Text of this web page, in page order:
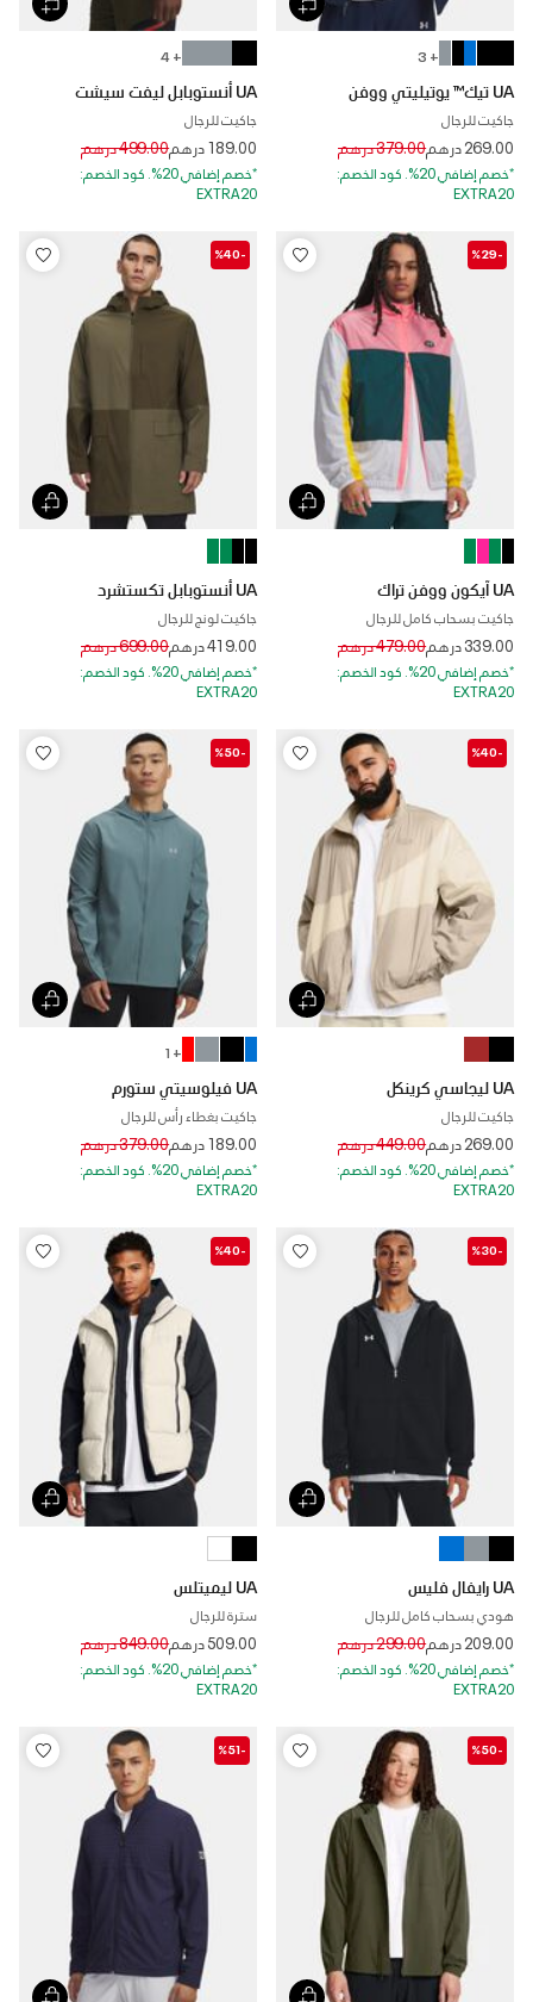
+ 3
UA تيك™ يوتيليتي ووفن
جاكيت للرجال
269.00 درهم Price reduced from
379.00 درهم to
*خصم إضافي 20%. كود الخصم:
EXTRA20
+ 4
UA أنستوبابل ليفت سيشت
جاكيت للرجال
189.00 درهم Price reduced from
499.00 درهم to
*خصم إضافي 20%. كود الخصم:
EXTRA20
-%29
UA آيكون ووفن تراك
جاكيت بسحاب كامل للرجال
339.00 درهم Price reduced from
479.00 درهم to
*خصم إضافي 20%. كود الخصم:
EXTRA20
-%40
UA أنستوبابل تكستشرد
جاكيت لونج للرجال
419.00 درهم Price reduced from
699.00 درهم to
*خصم إضافي 20%. كود الخصم:
EXTRA20
-%40
UA ليجاسي كرينكل
جاكيت للرجال
269.00 درهم Price reduced from
449.00 درهم to
*خصم إضافي 20%. كود الخصم:
EXTRA20
-%50
+ 1
UA فيلوسيتي ستورم
جاكيت بغطاء رأس للرجال
189.00 درهم Price reduced from
379.00 درهم to
*خصم إضافي 20%. كود الخصم:
EXTRA20
-%30
UA رايفال فليس
هودي بسحاب كامل للرجال
209.00 درهم Price reduced from
299.00 درهم to
*خصم إضافي 20%. كود الخصم:
EXTRA20
-%40
UA ليميتلس
سترة للرجال
509.00 درهم Price reduced from
849.00 درهم to
*خصم إضافي 20%. كود الخصم:
EXTRA20
-%50
-%51